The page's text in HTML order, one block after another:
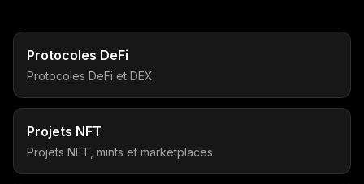
Protocoles DeFi
Protocoles DeFi et DEX
Projets NFT
Projets NFT, mints et marketplaces